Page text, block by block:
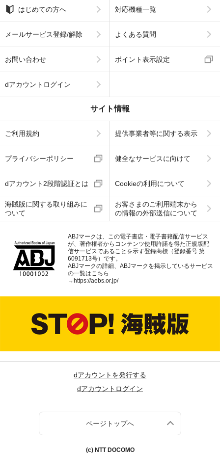
はじめての方へ 対応機種一覧
メールサービス登録/解除 よくある質問
お問い合わせ ポイント表示設定
dアカウントログイン
サイト情報
ご利用規約 提供事業者等に関する表示
プライバシーポリシー 健全なサービスに向けて
dアカウント2段階認証とは Cookieの利用について
海賊版に関する取り組みに
ついて
お客さまのご利用端末から
の情報の外部送信について
ABJマークは、この電子書店・電子書籍配信サービス
が、著作権者からコンテンツ使用許諾を得た正規版配
信サービスであることを示す登録商標（登録番号 第
6091713号）です。
ABJマークの詳細、ABJマークを掲示しているサービス
の一覧はこちら
→https://aebs.or.jp/
dアカウントを発行する
dアカウントログイン
ページトップへ
(c) NTT DOCOMO